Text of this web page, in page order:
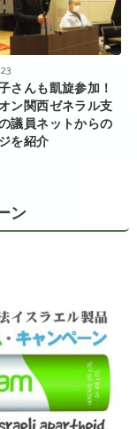
さんも凱旋参加！
ン関西ゼネラル支
議員ネットからの
を紹介
ン